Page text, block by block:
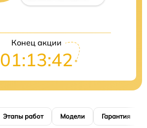
Конец акции
01:13:41
Этапы работ Модели Гарантия